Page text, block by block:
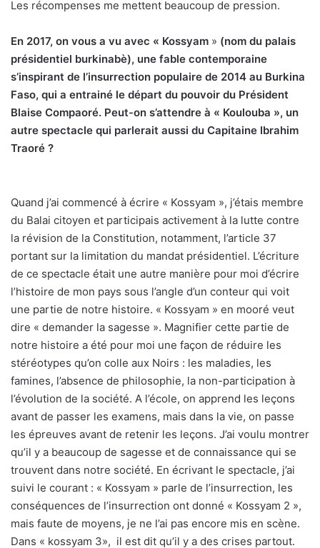
Les récompenses me mettent beaucoup de pression.
En 2017, on vous a vu avec « Kossyam » (nom du palais
présidentiel burkinabè), une fable contemporaine
s’inspirant de l’insurrection populaire de 2014 au Burkina
Faso, qui a entrainé le départ du pouvoir du Président
Blaise Compaoré. Peut-on s’attendre à « Koulouba », un
autre spectacle qui parlerait aussi du Capitaine Ibrahim
Traoré ?
Quand j’ai commencé à écrire « Kossyam », j’étais membre
du Balai citoyen et participais activement à la lutte contre
la révision de la Constitution, notamment, l’article 37
portant sur la limitation du mandat présidentiel. L’écriture
de ce spectacle était une autre manière pour moi d’écrire
l’histoire de mon pays sous l’angle d’un conteur qui voit
une partie de notre histoire. « Kossyam » en mooré veut
dire « demander la sagesse ». Magnifier cette partie de
notre histoire a été pour moi une façon de réduire les
stéréotypes qu’on colle aux Noirs : les maladies, les
famines, l’absence de philosophie, la non-participation à
l’évolution de la société. A l’école, on apprend les leçons
avant de passer les examens, mais dans la vie, on passe
les épreuves avant de retenir les leçons. J’ai voulu montrer
qu’il y a beaucoup de sagesse et de connaissance qui se
trouvent dans notre société. En écrivant le spectacle, j’ai
suivi le courant : « Kossyam » parle de l’insurrection, les
conséquences de l’insurrection ont donné « Kossyam 2 »,
mais faute de moyens, je ne l’ai pas encore mis en scène.
Dans « kossyam 3», il est dit qu’il y a des crises partout.